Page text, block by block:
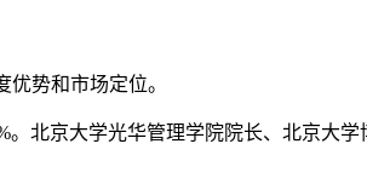
势和市场定位。
北京大学光华管理学院院长、北京大